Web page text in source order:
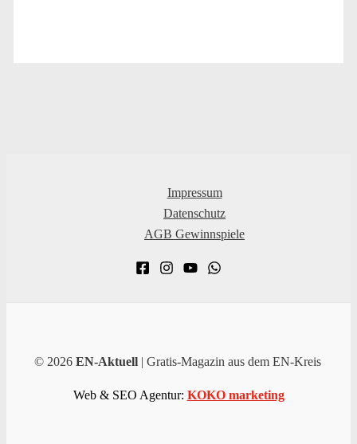
Impressum
Datenschutz
AGB Gewinnspiele
© 2026 EN-Aktuell | Gratis-Magazin aus dem EN-Kreis
Web & SEO Agentur: KOKO marketing